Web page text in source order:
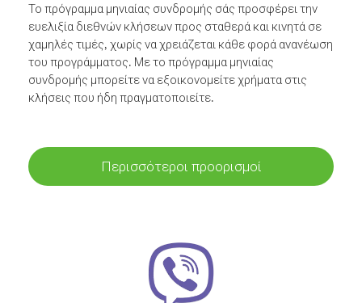
Το πρόγραμμα μηνιαίας συνδρομής σάς προσφέρει την
ευελιξία διεθνών κλήσεων προς σταθερά και κινητά σε
χαμηλές τιμές, χωρίς να χρειάζεται κάθε φορά ανανέωση
του προγράμματος. Με το πρόγραμμα μηνιαίας
συνδρομής μπορείτε να εξοικονομείτε χρήματα στις
κλήσεις που ήδη πραγματοποιείτε.
Περισσότεροι προορισμοί